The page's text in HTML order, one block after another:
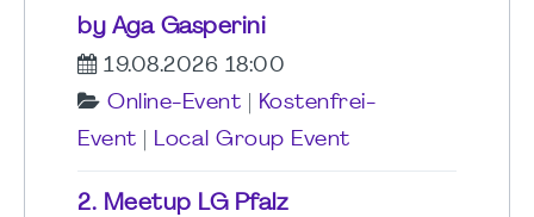
by Aga Gasperini
19.08.2026 18:00
Online-Event
Kostenfrei-
Event
Local Group Event
2. Meetup LG Pfalz